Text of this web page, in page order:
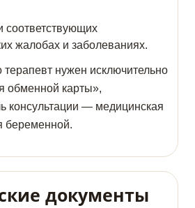
соответствующих
жалобах и заболеваниях.
терапевт нужен исключительно
обменной карты»,
консультации — медицинская
беременной.
документы